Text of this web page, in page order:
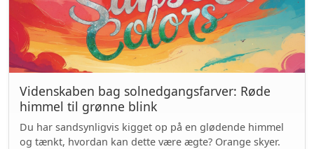
Videnskaben bag solnedgangsfarver: Røde
himmel til grønne blink
Du har sandsynligvis kigget op på en glødende himmel
og tænkt, hvordan kan dette være ægte? Orange skyer.